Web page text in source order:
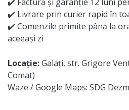
✔️ Livrare prin curier rapid în
✔️ Comenzile primite până la
aceeași zi
Locație:Galați, str. Grigore
Comat)
Waze / Google Maps: SDG